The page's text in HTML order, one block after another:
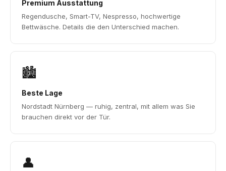
Premium Ausstattung
Regendusche, Smart-TV, Nespresso, hochwertige
Bettwäsche. Details die den Unterschied machen.
🏙️
Beste Lage
Nordstadt Nürnberg — ruhig, zentral, mit allem was Sie
brauchen direkt vor der Tür.
👤